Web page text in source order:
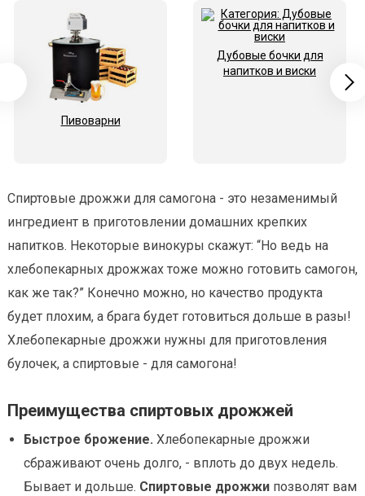
Пивоварни
Дубовые бочки для
напитков и виски
Спиртовые дрожжи для самогона - это незаменимый
ингредиент в приготовлении домашних крепких
напитков. Некоторые винокуры скажут: “Но ведь на
хлебопекарных дрожжах тоже можно готовить самогон,
как же так?” Конечно можно, но качество продукта
будет плохим, а брага будет готовиться дольше в разы!
Хлебопекарные дрожжи нужны для приготовления
булочек, а спиртовые - для самогона!
Преимущества спиртовых дрожжей
Быстрое брожение. Хлебопекарные дрожжи
сбраживают очень долго, - вплоть до двух недель.
Бывает и дольше. Спиртовые дрожжи позволят вам